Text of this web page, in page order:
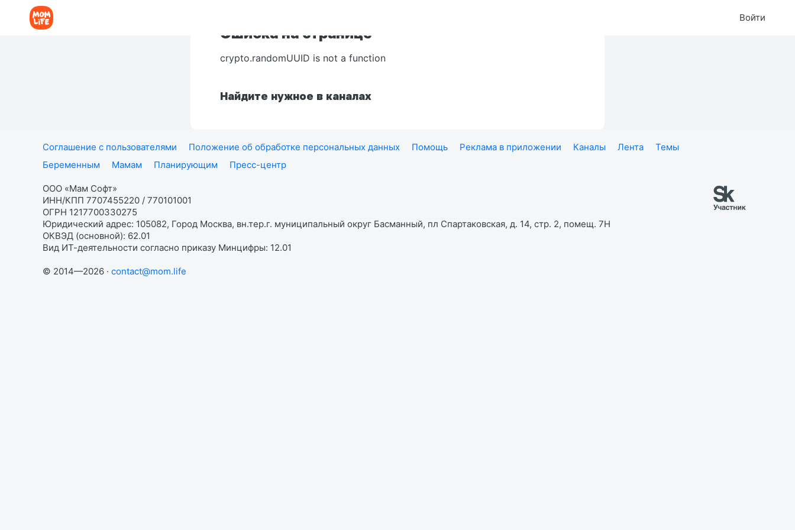
Войти
Ошибка на странице
crypto.randomUUID is not a function
Найдите нужное в каналах
Соглашение с пользователями Положение об обработке персональных данных Помощь Реклама в приложении Каналы Лента
Темы
Беременным
Мамам Планирующим Пресс-центр
ООО «Мам Софт»
ИНН/КПП 7707455220 / 770101001
ОГРН 1217700330275
Юридический адрес: 105082, Город Москва, вн.тер.г. муниципальный округ Басманный, пл Спартаковская, д. 14, стр. 2, помещ. 7Н
ОКВЭД (основной): 62.01
Вид ИТ-деятельности согласно приказу Минцифры: 12.01
© 2014—2026 · contact@mom.life